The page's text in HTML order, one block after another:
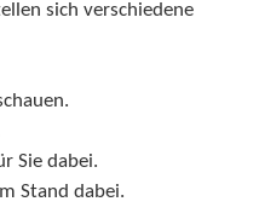
sich verschiedene
Sie dabei.
Stand dabei.